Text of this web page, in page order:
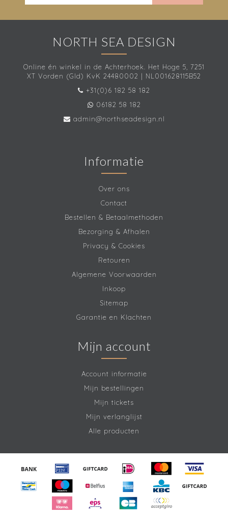
NORTH SEA DESIGN
Online én winkel in de Achterhoek. Het Hoge 5, 7251
XT Vorden (Gld) KvK 24480002 | NL001628115B52
+31(0)6 182 58 182
06182 58 182
admin@northseadesign.nl
Informatie
Over ons
Contact
Bestellen & Betaalmethoden
Bezorging & Afhalen
Privacy & Cookies
Retouren
Algemene Voorwaarden
Inkoop
Sitemap
Garantie en Klachten
Mijn account
Account informatie
Mijn bestellingen
Mijn tickets
Mijn verlanglijst
Alle producten